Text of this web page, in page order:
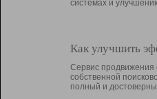
системах и
Как улучшить
Сервис продвижения
собственной
полный и